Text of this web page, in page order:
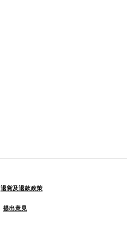
退貨及退款政策
提出意見